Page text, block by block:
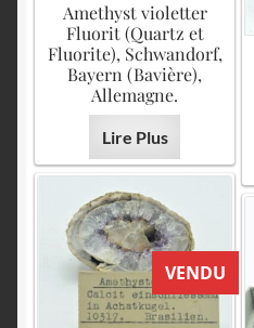
Amethyst violetter
Fluorit (Quartz et
Fluorite), Schwandorf,
Bayern (Bavière),
Allemagne.
Lire Plus
VENDU